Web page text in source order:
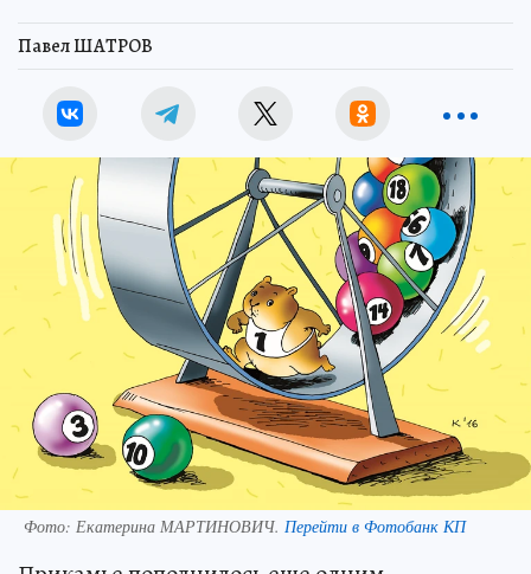
Павел ШАТРОВ
Фото: Екатерина МАРТИНОВИЧ. Перейти в Фотобанк КП